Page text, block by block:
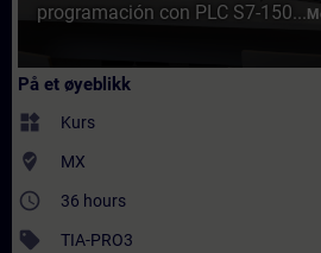
programación con PLC S7-150...
På et øyeblikk
widgets Kurs
where_to_vote MX
access_time 36 hours
sell TIA-PRO3